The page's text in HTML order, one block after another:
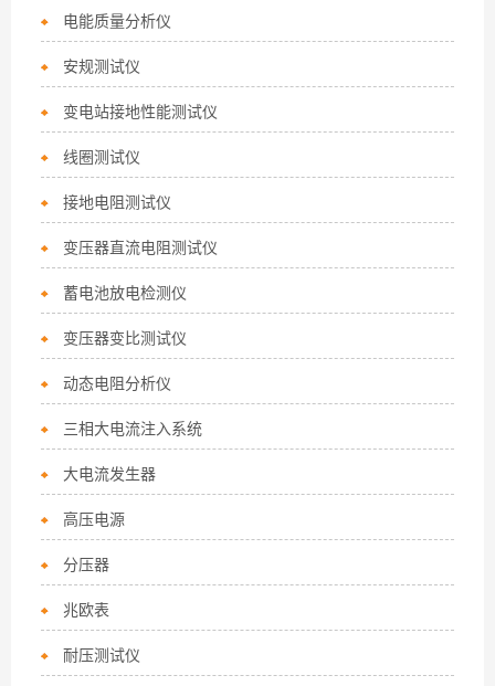
电能质量分析仪
安规测试仪
变电站接地性能测试仪
线圈测试仪
接地电阻测试仪
变压器直流电阻测试仪
蓄电池放电检测仪
变压器变比测试仪
动态电阻分析仪
三相大电流注入系统
大电流发生器
高压电源
分压器
兆欧表
耐压测试仪